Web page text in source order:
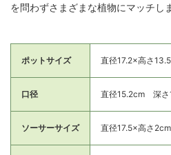
を問わずさまざまな植物にマッチし
ポットサイズ 直径17.2×高さ
口径 直径15.2cm 深さ
ソーサーサイズ 直径17.5×高さ2cm